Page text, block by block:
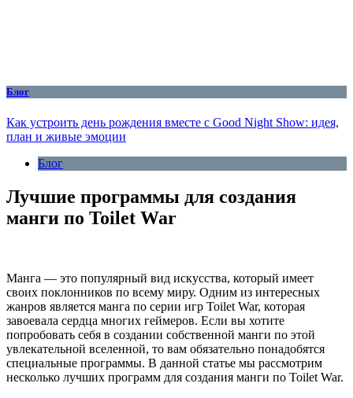
Блог
Как устроить день рождения вместе с Good Night Show: идея,
план и живые эмоции
Блог
Лучшие программы для создания
манги по Toilet War
Манга — это популярный вид искусства, который имеет
своих поклонников по всему миру. Одним из интересных
жанров является манга по серии игр Toilet War, которая
завоевала сердца многих геймеров. Если вы хотите
попробовать себя в создании собственной манги по этой
увлекательной вселенной, то вам обязательно понадобятся
специальные программы. В данной статье мы рассмотрим
несколько лучших программ для создания манги по Toilet War.